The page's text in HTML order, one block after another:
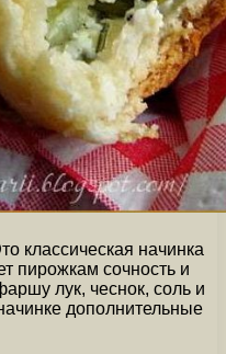
классическая начинка
пирожкам сочность и
лук, чеснок, соль и
дополнительные